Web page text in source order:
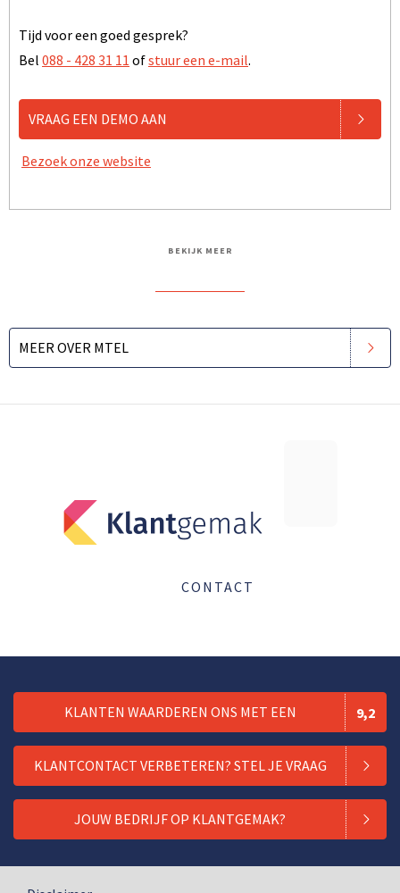
Tijd voor een goed gesprek?
Bel 088 - 428 31 11 ofstuur een e-mail.
VRAAG EEN DEMO AAN
Bezoek onze website
BEKIJK MEER
MEER OVER MTEL
CONTACT
KLANTEN WAARDEREN ONS MET EEN 9,2
KLANTCONTACT VERBETEREN? STEL JE VRAAG
JOUW BEDRIJF OP KLANTGEMAK?